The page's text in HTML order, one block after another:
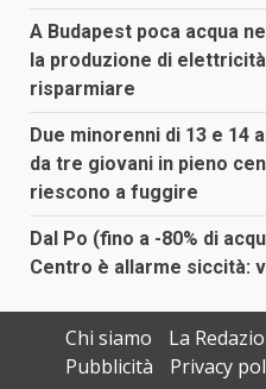
A Budapest poca acqua
la produzione di
risparmiare
Due minorenni di 13 e 14
da tre giovani in pieno
riescono a fuggire
Dal Po (fino a -80% di
Centro è allarme siccità:
Chi siamo
La
Pubblicità
Privacy